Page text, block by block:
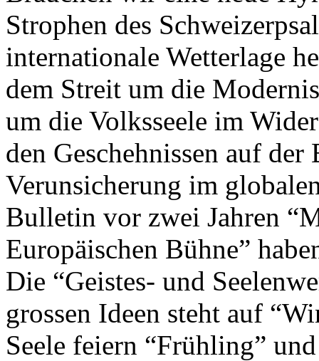
Strophen des
internationale Wetterlage
dem Streit um die
um die Volksseele im
den Geschehnissen auf
Verunsicherung im
Bulletin vor zwei Jahren
Europäischen Bühne”
Die “Geistes- und
grossen Ideen steht auf
Seele feiern “Frühling”